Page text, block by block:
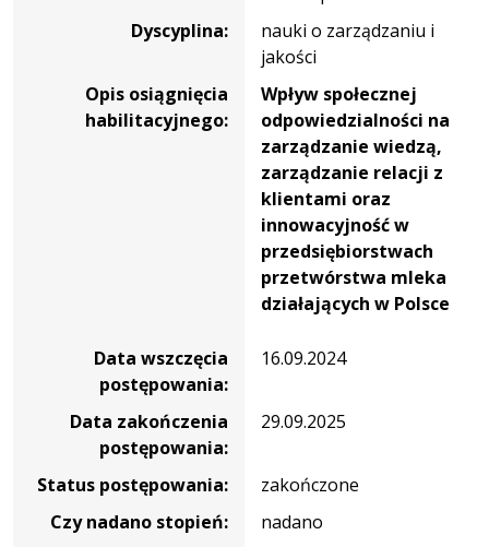
Dyscyplina:
nauki o zarządzaniu i
jakości
Opis osiągnięcia
habilitacyjnego:
Wpływ społecznej
odpowiedzialności na
zarządzanie wiedzą,
zarządzanie relacji z
klientami oraz
innowacyjność w
przedsiębiorstwach
przetwórstwa mleka
działających w Polsce
Data wszczęcia
postępowania:
16.09.2024
Data zakończenia
postępowania:
29.09.2025
Status postępowania:
zakończone
Czy nadano stopień:
nadano